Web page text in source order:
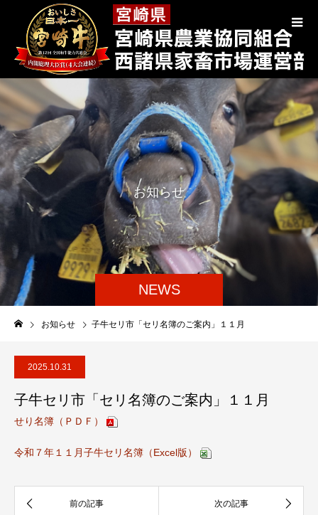
NEWS
お知らせ
お知らせ 子牛セリ市「セリ名簿のご案内」１１月
2025.10.31
子牛セリ市「セリ名簿のご案内」１１月
せり名簿（ＰＤＦ）
令和７年１１月子牛セリ名簿（Excel版）